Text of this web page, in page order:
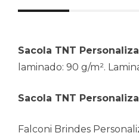
Sacola TNT
laminado: 90 g/m².
Sacola TNT
Falconi Brindes